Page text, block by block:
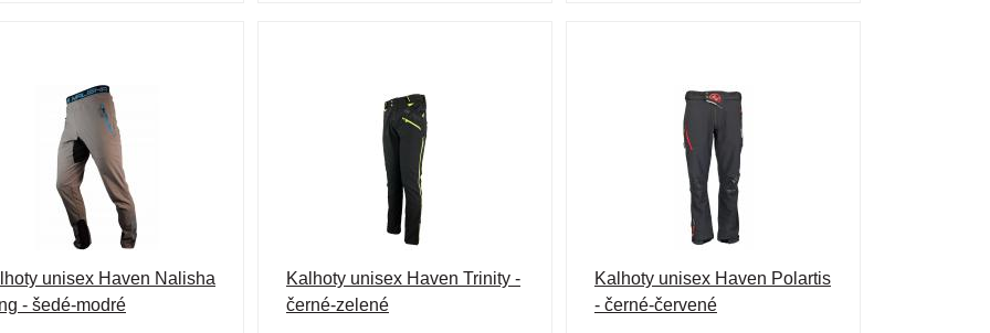
unisex Haven Nalisha
- šedé-modré
Kalhoty unisex Haven Trinity -
černé-zelené
Kalhoty unisex Haven Polartis
- černé-červené